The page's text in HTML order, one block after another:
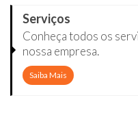
Serviços
Conheça todos os
nossa empresa.
Saiba Mais